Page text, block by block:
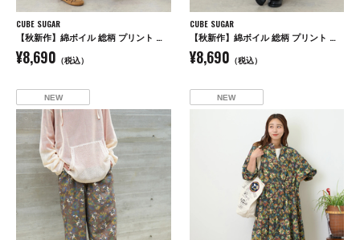
CUBE SUGAR
【秋新作】綿ボイル 総柄 プリント イージーパンツ
¥8,690 （税込）
CUBE SUGAR
【秋新作】綿ボイル 総柄 プリント イージーパンツ
¥8,690 （税込）
NEW NEW